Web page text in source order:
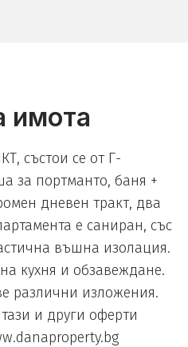
имота
състои се от Г-
за портманто, баня +
дневен тракт, два
е саниран, със
въшна изолация.
кухня и обзавеждане.
различни изложения.
и други оферти